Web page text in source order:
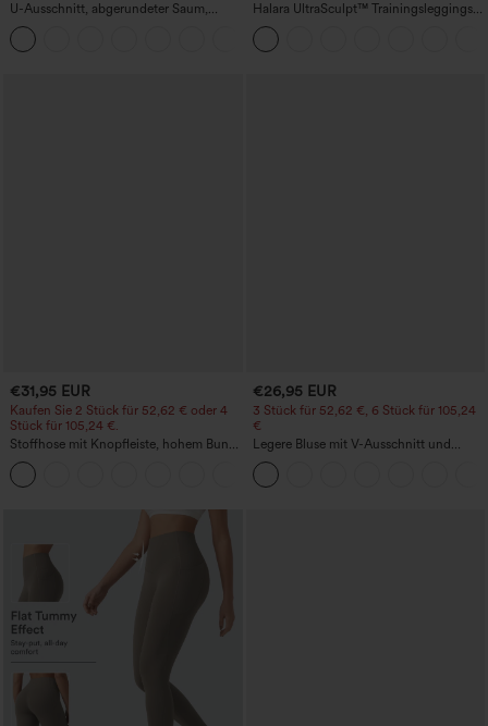
U-Ausschnitt, abgerundeter Saum,
InstantCool Yoga-Trägertop – UPF50+
Halara UltraSculpt™ Trainingsleggings
mit hohem Bund – raffende Push-up-
Po-Form, Bauchkontrolle, Taschen und
formende Passform
€31,95 EUR
Kaufen Sie 2 Stück für 52,62 € oder 4
Stück für 105,24 €.
Stoffhose mit Knopfleiste, hohem Bund,
mehreren Taschen und geradem Bein
€26,95 EUR
3 Stück für 52,62 €, 6 Stück für 105,24
€
Legere Bluse mit V-Ausschnitt und
kurzen Puffärmeln